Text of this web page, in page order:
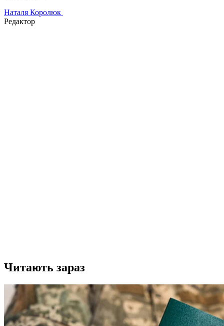
Наталя Королюк
Редактор
Читають зараз